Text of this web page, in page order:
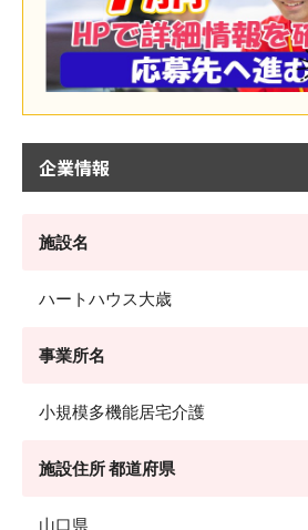
企業情報
施設名
ハートハウス大歳
事業所名
小規模多機能居宅介護
施設住所 都道府県
山口県